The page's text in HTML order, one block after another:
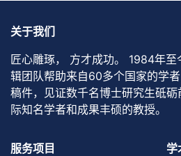
关于我们
匠心雕琢， 方才成功。 1984年
辑团队帮助来自60多个国家的学
稿件，见证数千名博士研究生砥
际知名学者和成果丰硕的教授。
服务项目
学